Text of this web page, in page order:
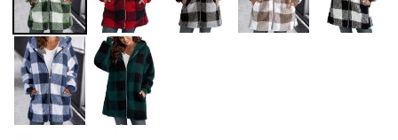
MARYNARKI
BLUZY